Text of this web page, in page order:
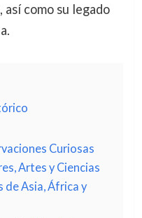
como su legado
Curiosas
Artes y Ciencias
de Asia, África y